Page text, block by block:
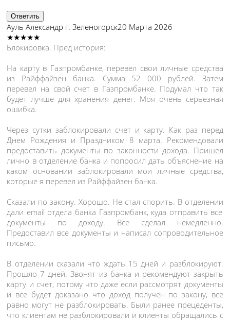
Ответить
Ауль Александр г. Зеленогорск20 Марта 2026
★★★★★
Блокировка. Пред история:
На карту в Газпромбанке, перевел свои личные средства
из Райффайзен банка. Сумма 52 000 рублей. Затем
перевел на свой счет в Газпромбанке. Подумал что так
будет лучше для хранения денег. Моя очень серьезная
ошибка.
Через сутки заблокировали счет и карту. Как раз перед
Днем Рождения и Праздником 8 марта. Рекомендовали
предоставить документы по законности дохода. Пришел
лично в отделение банка и попросил дать объяснение на
каком основании заблокировали мои личные средства,
которые я перевел из Райффайзен банка.
Сказали по закону. Хорошо. Не стал спорить. В отделении
дали email отдела банка Газпромбанк, куда отправить все
документы по доходу. Все сделал немедленно.
Предоставил все документы и написал сопроводительное
письмо.
В отделении сказали что ждать 15 дней и разблокируют.
Прошло 7 дней. Звонят из банка и рекомендуют закрыть
карту и счет, потому что даже если рассмотрят документы
и все будет доказано что доход получен по закону, все
равно могут не разблокировать. Были ранее прецеденты,
что клиентам не разблокировали и клиенты обращались с